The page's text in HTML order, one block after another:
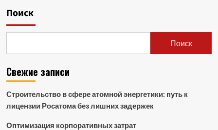
выбор
Поиск
Поиск
Свежие записи
Строительство в сфере атомной энергетики: путь к
лицензии Росатома без лишних задержек
Оптимизация корпоративных затрат